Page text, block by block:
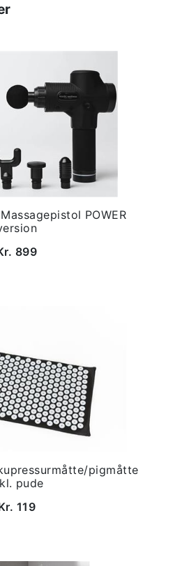
POWER
899
pigmåtte
pude
119